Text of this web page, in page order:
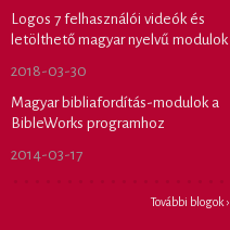
Logos 7 felhasználói videók és
letölthető magyar nyelvű modulok
2018-03-30
Magyar bibliafordítás-modulok a
BibleWorks programhoz
2014-03-17
További blogok ›